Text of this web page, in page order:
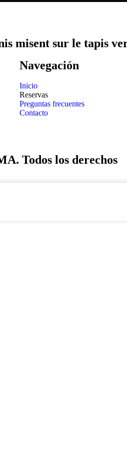
misent sur le tapis
Navegación
Inicio
Reservas
Preguntas frecuentes
Contacto
Todos los derechos